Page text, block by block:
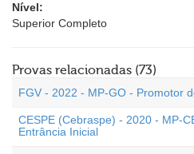
Nível:
Superior Completo
Provas relacionadas (73)
FGV - 2022 - MP-GO - Promotor
CESPE (Cebraspe) - 2020 - MP-
Entrância Inicial